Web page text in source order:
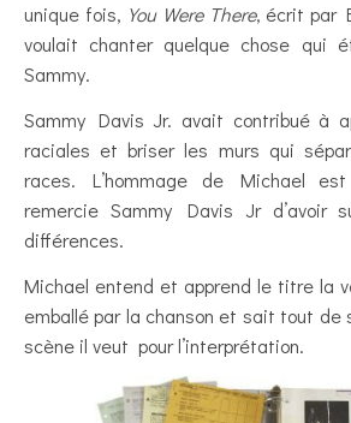
unique fois, You Were There, écrit par
voulait chanter quelque chose qui
Sammy.
Sammy Davis Jr. avait contribué à
raciales et briser les murs qui
races. L’hommage de Michael
remercie Sammy Davis Jr d’avoir
différences.
Michael entend et apprend le titre la
emballé par la chanson et sait tout de
scène il veut pour l’interprétation.